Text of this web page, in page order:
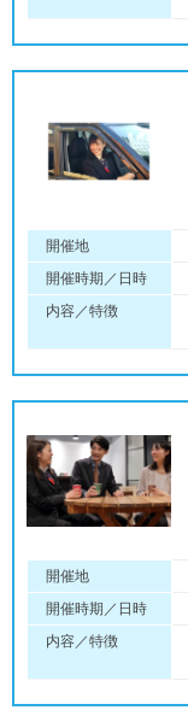
開催地
開催時期／日時
内容／特徴
開催地
開催時期／日時
内容／特徴